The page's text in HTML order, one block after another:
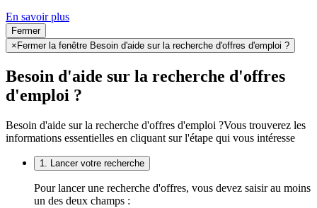
En savoir plus
Fermer
× Fermer la fenêtre Besoin d'aide sur la recherche d'offres d'emploi ?
Besoin d'aide sur la recherche d'offres
d'emploi ?
Besoin d'aide sur la recherche d'offres d'emploi ?Vous trouverez les
informations essentielles en cliquant sur l'étape qui vous intéresse
1. Lancer votre recherche
Pour lancer une recherche d'offres, vous devez saisir au moins
un des deux champs :